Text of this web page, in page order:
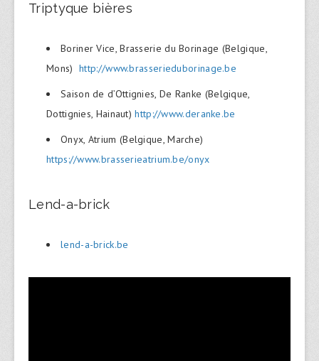
Triptyque bières
Boriner Vice, Brasserie du Borinage (Belgique,
Mons)http://www.brasserieduborinage.be
Saison de d’Ottignies, De Ranke (Belgique,
Dottignies, Hainaut)http://www.deranke.be
Onyx, Atrium (Belgique, Marche)
https://www.brasserieatrium.be/onyx
Lend-a-brick
lend-a-brick.be